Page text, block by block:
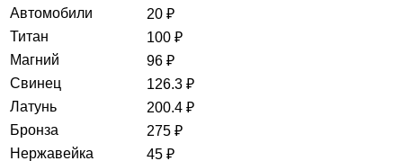
Автомобили
20 ₽
Титан
100 ₽
Магний
96 ₽
Свинец
126.3 ₽
Латунь
200.4 ₽
Бронза
275 ₽
Нержавейка
45 ₽